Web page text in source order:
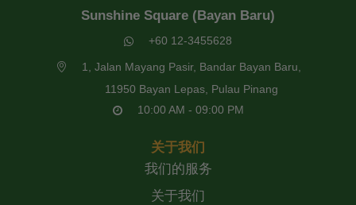
Sunshine Square (Bayan Baru)
+60 12-3455628
1, Jalan Mayang Pasir, Bandar Bayan Baru,
11950 Bayan Lepas, Pulau Pinang
10:00 AM - 09:00 PM
关于我们
我们的服务
关于我们